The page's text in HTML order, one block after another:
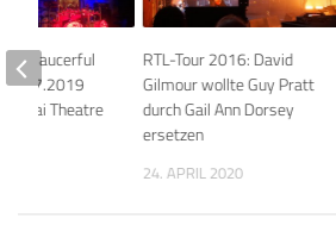
RTL-Tour 2016: David
Gilmour wollte Guy Pratt
durch Gail Ann Dorsey
ersetzen
24. APRIL 2020
Saucerful
23.7.2019
Rai Theatre